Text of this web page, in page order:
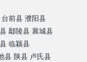
前县 濮阳县
鄢陵县 襄城县
临颍县
县 陕县 卢氏县